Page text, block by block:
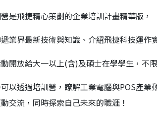
是飛捷精心策劃的企業培訓計畫精華版，
業界最新技術與知識、介紹飛捷科技運作
開放給大一以上(含)及碩士在學學生，不
以透過培訓營，瞭解工業電腦與POS產
交流，同時探索自己未來的職涯！